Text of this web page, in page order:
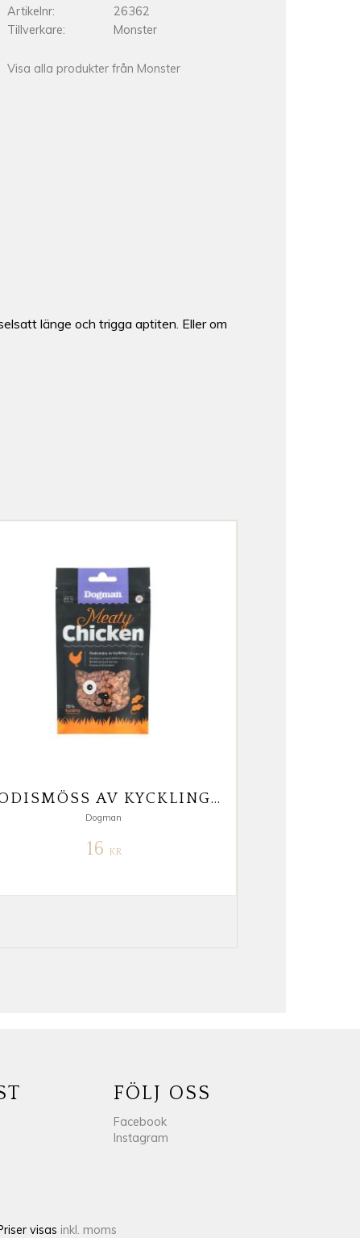
Artikelnr
26362
Tillverkare
Monster
Visa alla produkter från Monster
länge och trigga aptiten. Eller om
GODISMÖSS AV KYCKLING 30G
Dogman
16 KR
FÖLJ OSS
Facebook
Instagram
visas inkl. moms